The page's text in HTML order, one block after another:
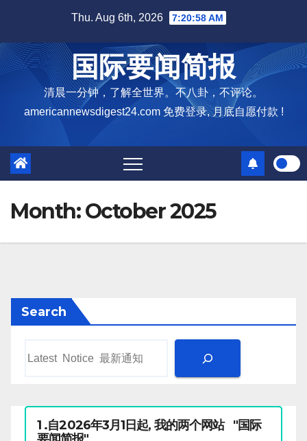
content
Thu. Aug 6th, 2026 7:20:59 AM
国际要闻简报
清晨一分钟，了解全世界。不八卦，不评论。
americannewsdigest24.com 免费登录, 月底自愿付款 !
Month:October 2025
Search
1 .自2026年3月1日起, 我的两个网站 "国际